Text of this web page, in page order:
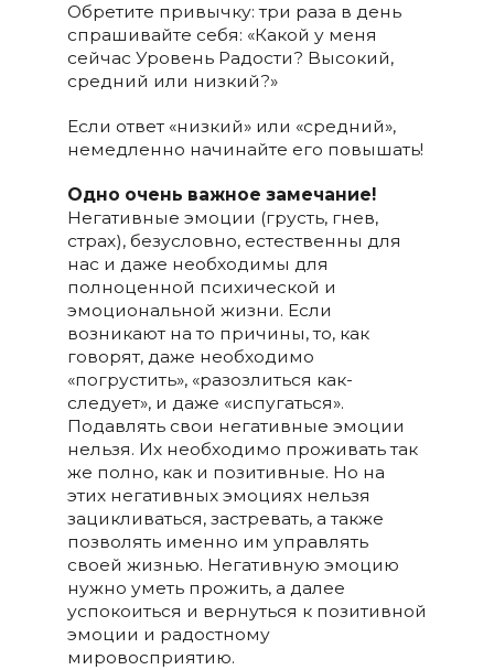
Обретите привычку: три раза в день
спрашивайте себя: «Какой у меня
сейчас Уровень Радости? Высокий,
средний или низкий?»
Если ответ «низкий» или «средний»,
немедленно начинайте его повышать!
Одно очень важное замечание!
Негативные эмоции (грусть, гнев,
страх), безусловно, естественны для
нас и даже необходимы для
полноценной психической и
эмоциональной жизни. Если
возникают на то причины, то, как
говорят, даже необходимо
«погрустить», «разозлиться как-
следует», и даже «испугаться».
Подавлять свои негативные эмоции
нельзя. Их необходимо проживать так
же полно, как и позитивные. Но на
этих негативных эмоциях нельзя
зацикливаться, застревать, а также
позволять именно им управлять
своей жизнью. Негативную эмоцию
нужно уметь прожить, а далее
успокоиться и вернуться к позитивной
эмоции и радостному
мировосприятию.